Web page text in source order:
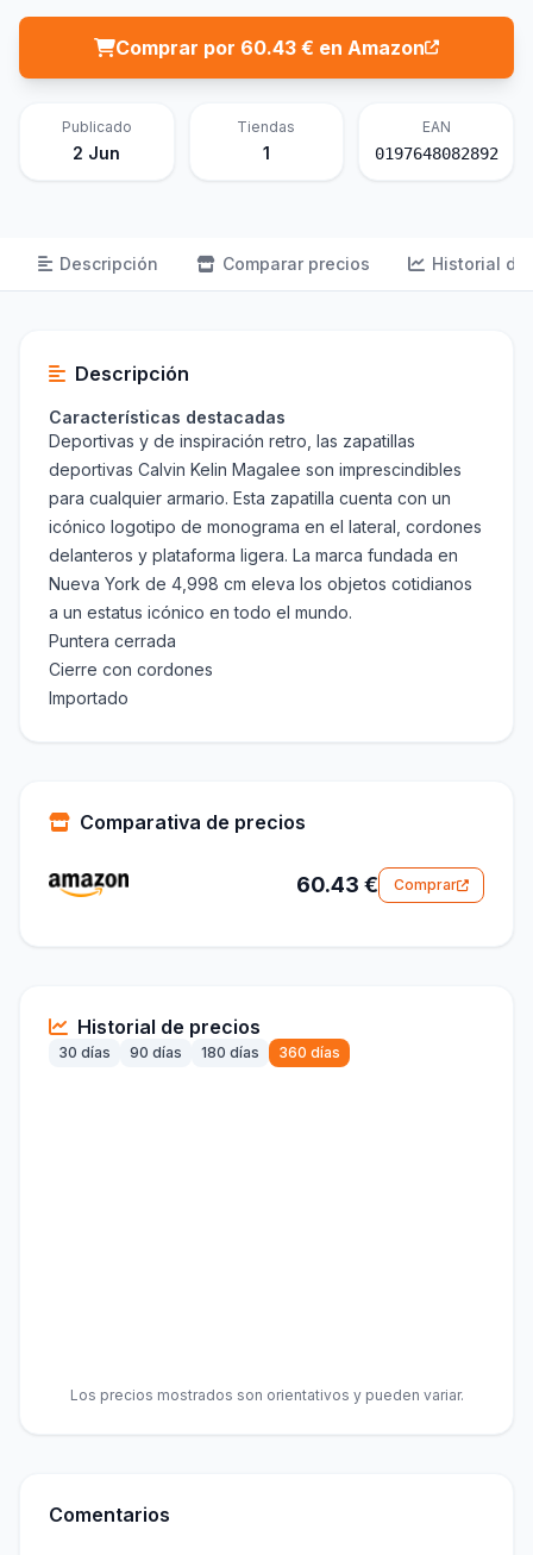
Comprar por 60.43 € en Amazon
Publicado
2 Jun
Tiendas
1
EAN
0197648082892
Descripción Comparar precios Historial de
Descripción
Características destacadas
Deportivas y de inspiración retro, las zapatillas
deportivas Calvin Kelin Magalee son imprescindibles
para cualquier armario. Esta zapatilla cuenta con un
icónico logotipo de monograma en el lateral, cordones
delanteros y plataforma ligera. La marca fundada en
Nueva York de 4,998 cm eleva los objetos cotidianos
a un estatus icónico en todo el mundo.
Puntera cerrada
Cierre con cordones
Importado
Comparativa de precios
60.43 € Comprar
Historial de precios
30 días 90 días 180 días 360 días
Los precios mostrados son orientativos y pueden variar.
Comentarios